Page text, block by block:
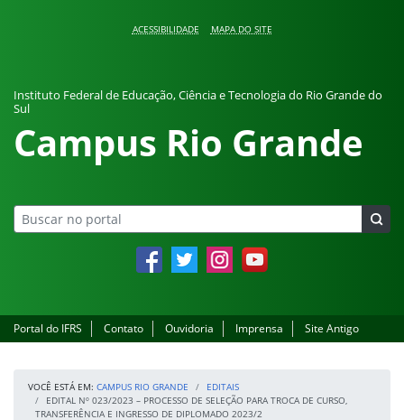
ACESSIBILIDADE MAPA DO SITE
Instituto Federal de Educação, Ciência e Tecnologia do Rio Grande do
Sul
Campus Rio Grande
Facebook Twitter InstagramYouTube
Portal do IFRS Contato Ouvidoria Imprensa Site Antigo
VOCÊ ESTÁ EM: CAMPUS RIO GRANDE
EDITAIS
EDITAL Nº 023/2023 – PROCESSO DE SELEÇÃO PARA TROCA DE CURSO,
TRANSFERÊNCIA E INGRESSO DE DIPLOMADO 2023/2